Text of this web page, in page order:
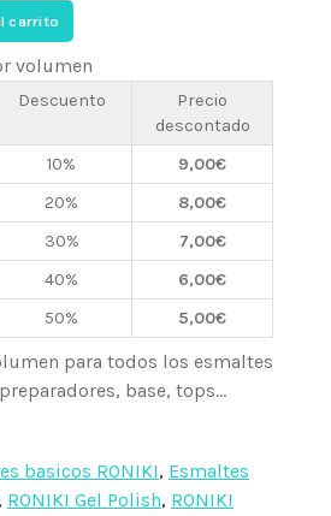
carrito
volumen
Descuento
Precio
descontado
10% 9,00€
20% 8,00€
30% 7,00€
40% 6,00€
50% 5,00€
para todos los esmaltes
base, tops...
basicos RONIKI, Esmaltes
, RONIKI Gel Polish, RONIKI